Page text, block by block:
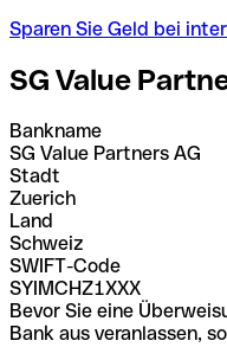
Sparen Sie Geld bei
SG Value
Bankname
SG Value Partners AG
Stadt
Zuerich
Land
Schweiz
SWIFT-Code
SYIMCHZ1XXX
Bevor Sie eine
Bank aus veranlassen,